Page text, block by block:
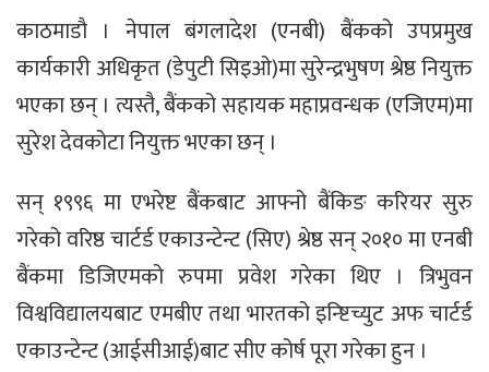
काठमाडाै । नेपाल बंगलादेश (एनबी) बैंकको उपप्रमुख
कार्यकारी अधिकृत (डेपुटी सिइओ)मा सुरेन्द्रभुषण श्रेष्ठ नियुक्त
भएका छन् । त्यस्तै, बैंकको सहायक महाप्रवन्धक (एजिएम)मा
सुरेश देवकोटा नियुक्त भएका छन् ।
सन् १९९६ मा एभरेष्ट बैंकबाट आफ्नो बैंकिङ करियर सुरु
गरेको वरिष्ठ चार्टर्ड एकाउन्टेन्ट (सिए) श्रेष्ठ सन् २०१० मा एनबी
बैंकमा डिजिएमको रुपमा प्रवेश गरेका थिए । त्रिभुवन
विश्वविद्यालयबाट एमबीए तथा भारतको इन्ष्टिच्युट अफ चार्टर्ड
एकाउन्टेन्ट (आईसीआई)बाट सीए कोर्ष पूरा गरेका हुन ।